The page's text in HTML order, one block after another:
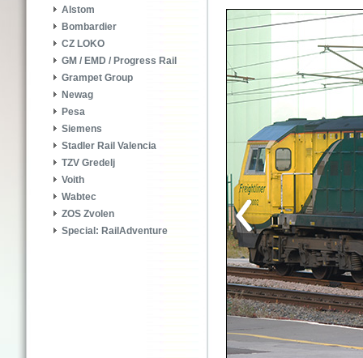
Alstom
Bombardier
CZ LOKO
GM / EMD / Progress Rail
Grampet Group
Newag
Pesa
Siemens
Stadler Rail Valencia
TZV Gredelj
Voith
Wabtec
ZOS Zvolen
Special: RailAdventure